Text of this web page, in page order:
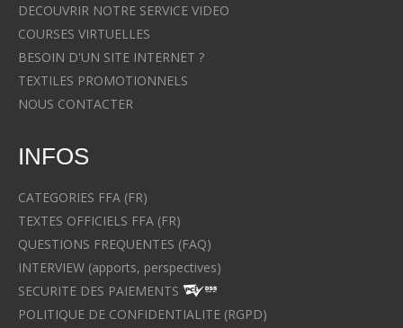
DECOUVRIR NOTRE SERVICE VIDEO
COURSES VIRTUELLES
BESOIN D'UN SITE INTERNET ?
TEXTILES PROMOTIONNELS
NOUS CONTACTER
INFOS
CATEGORIES FFA (FR)
TEXTES OFFICIELS FFA (FR)
QUESTIONS FREQUENTES (FAQ)
INTERVIEW (apports, perspectives)
SECURITE DES PAIEMENTS
POLITIQUE DE CONFIDENTIALITE (RGPD)